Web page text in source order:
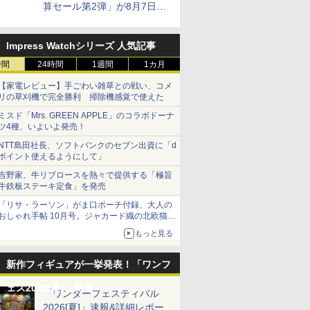
算セール第2弾」が8月7日12
Impress Watchシリーズ 人気記事
24時間 1週間 1カ月
家電レビュー】手ごわい雑草との戦い、コメ
の草刈機で完全勝利 掃除機感覚で使えた
スド「Mrs. GREEN APPLE」のコラボドーナ
4種、いよいよ発売！
島田社長、ソフトバンクのセブン出資に「d
イント使えるようにして」
野家、牛リブロースを熱々で提供する「極旨
鉄板ステーキ定食」を発売
リサ・ラーソン」がま口ポーチ付録、大人の
しゃれ手帖 10月号。ジャカード織の北欧猫デ
もっと見る
新作フィギュアが一挙発表！「ワンフ
ェス2026[夏]」特集「ワンダーフェスティバル
2026[夏]」速報&詳細レポー